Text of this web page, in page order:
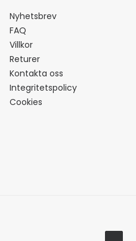
Nyhetsbrev
FAQ
Villkor
Returer
Kontakta oss
Integritetspolicy
Cookies